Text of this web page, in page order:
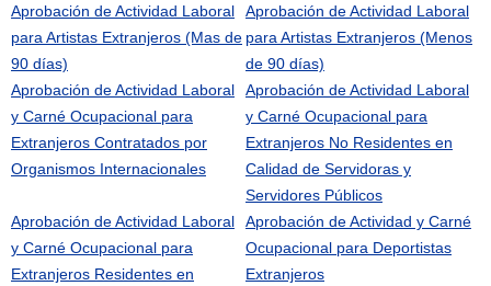
Aprobación de Actividad Laboral
para Artistas Extranjeros (Mas de
90 días)
Aprobación de Actividad Laboral
para Artistas Extranjeros (Menos
de 90 días)
Aprobación de Actividad Laboral
y Carné Ocupacional para
Extranjeros Contratados por
Organismos Internacionales
Aprobación de Actividad Laboral
y Carné Ocupacional para
Extranjeros No Residentes en
Calidad de Servidoras y
Servidores Públicos
Aprobación de Actividad Laboral
y Carné Ocupacional para
Extranjeros Residentes en
Aprobación de Actividad y Carné
Ocupacional para Deportistas
Extranjeros